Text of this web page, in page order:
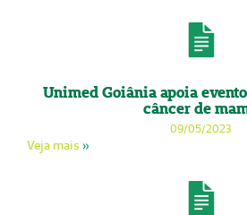
Unimed Goiânia apoia
câncer de
09/05/2023
Veja mais »